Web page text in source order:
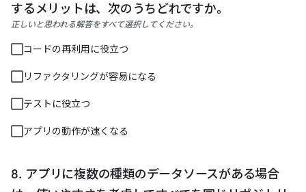
するメリットは、次のうちどれですか。
正しいと思われる解答をすべて選択してください。
コードの再利用に役立つ
リファクタリングが容易になる
テストに役立つ
アプリの動作が速くなる
アプリに複数の種類のデータソースがある場合